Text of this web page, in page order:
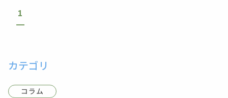
1
カテゴリ
コラム